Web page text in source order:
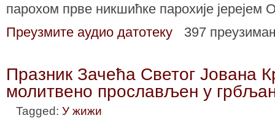
парохом прве никшићке парохије јерејем
Преузмите аудио датотеку
397
Празник Зачећа Светог Јована
молитвено прослављен у
Tagged: У жижи